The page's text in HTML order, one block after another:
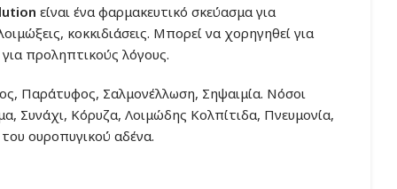
είναι ένα φαρμακευτικό σκεύασμα για
κοκκιδιάσεις. Μπορεί να χορηγηθεί για
προληπτικούς λόγους.
Παράτυφος, Σαλμονέλλωση, Σηψαιμία. Νόσοι
Συνάχι, Κόρυζα, Λοιμώδης Κολπίτιδα, Πνευμονία,
ουροπυγικού αδένα.